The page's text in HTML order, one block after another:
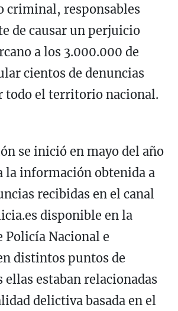
criminal, responsables
de causar un perjuicio
a los 3.000.000 de
cientos de denuncias
todo el territorio nacional.
se inició en mayo del año
la información obtenida a
recibidas en el canal
disponible en la
Policía Nacional e
distintos puntos de
ellas estaban relacionadas
delictiva basada en el